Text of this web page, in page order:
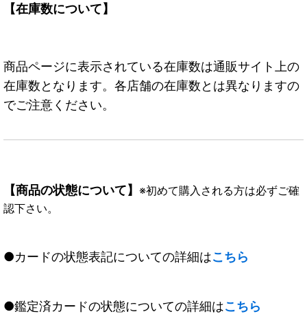
【在庫数について】
商品ページに表示されている在庫数は通販サイト上の
在庫数となります。各店舗の在庫数とは異なりますの
でご注意ください。
【商品の状態について】 ※初めて購入される方は必ずご確
認下さい。
●カードの状態表記についての詳細はこちら
●鑑定済カードの状態についての詳細はこちら